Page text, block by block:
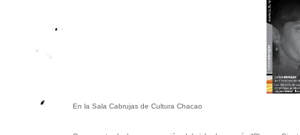
En la Sala Cabrujas de Cultura Chacao